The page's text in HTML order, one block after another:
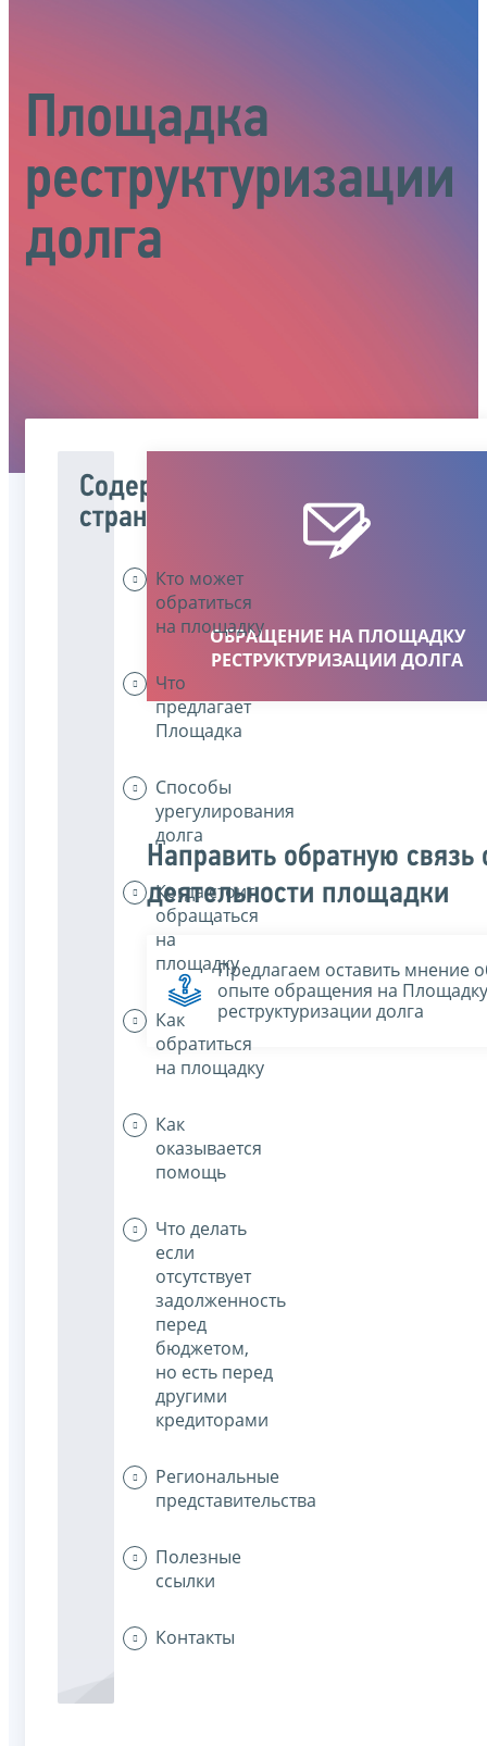
Площадка
реструктуризации
долга
Содержание
страницы
Кто может
обратиться
на площадку
Что
предлагает
Площадка
Способы
урегулирования
долга
Когда стоит
обращаться
на
площадку
Как
обратиться
на площадку
Как
оказывается
помощь
Что делать
если
отсутствует
задолженность
перед
бюджетом,
но есть перед
другими
кредиторами
Региональные
представительства
Полезные
ссылки
Контакты
ОБРАЩЕНИЕ НА ПЛОЩАДКУ
РЕСТРУКТУРИЗАЦИИ ДОЛГА
Направить обратную связь
деятельности площадки
Предлагаем оставить мнение
опыте обращения на Площадку
реструктуризации долга